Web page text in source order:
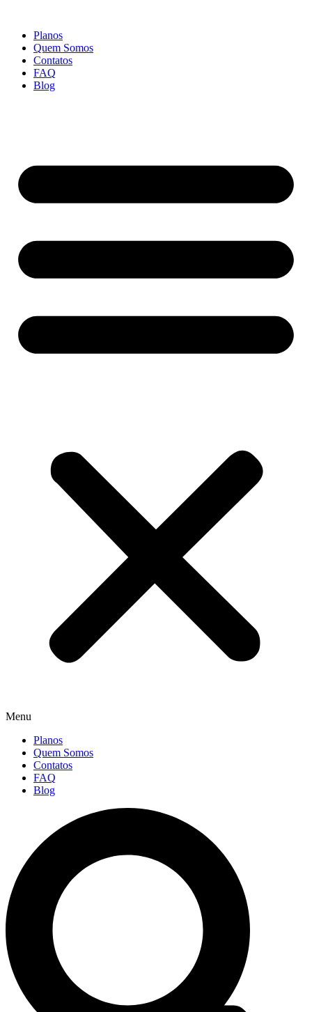
conteúdo
Planos
Quem Somos
Contatos
FAQ
Blog
Menu
Planos
Quem Somos
Contatos
FAQ
Blog